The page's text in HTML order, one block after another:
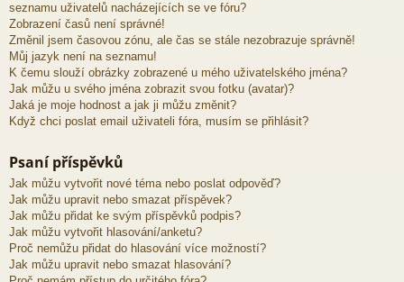
seznamu uživatelů nacházejících se ve fóru?
Zobrazení časů není správné!
Změnil jsem časovou zónu, ale čas se stále nezobrazuje správně!
Můj jazyk není na seznamu!
K čemu slouží obrázky zobrazené u mého uživatelského jména?
Jak můžu u svého jména zobrazit svou fotku (avatar)?
Jaká je moje hodnost a jak ji můžu změnit?
Když chci poslat email uživateli fóra, musím se přihlásit?
Psaní příspěvků
Jak můžu vytvořit nové téma nebo poslat odpověď?
Jak můžu upravit nebo smazat příspěvek?
Jak můžu přidat ke svým příspěvků podpis?
Jak můžu vytvořit hlasování/anketu?
Proč nemůžu přidat do hlasování více možností?
Jak můžu upravit nebo smazat hlasování?